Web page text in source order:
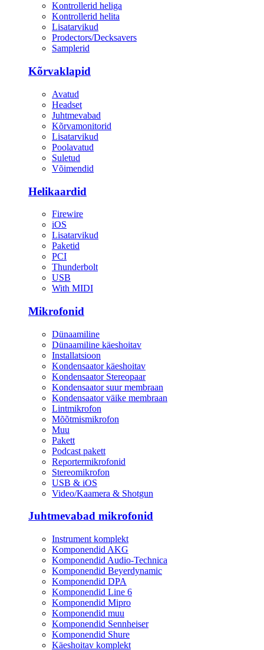
Kontrollerid heliga
Kontrollerid helita
Lisatarvikud
Prodectors/Decksavers
Samplerid
Kõrvaklapid
Avatud
Headset
Juhtmevabad
Kõrvamonitorid
Lisatarvikud
Poolavatud
Suletud
Võimendid
Helikaardid
Firewire
iOS
Lisatarvikud
Paketid
PCI
Thunderbolt
USB
With MIDI
Mikrofonid
Dünaamiline
Dünaamiline käeshoitav
Installatsioon
Kondensaator käeshoitav
Kondensaator Stereopaar
Kondensaator suur membraan
Kondensaator väike membraan
Lintmikrofon
Mõõtmismikrofon
Muu
Pakett
Podcast pakett
Reportermikrofonid
Stereomikrofon
USB & iOS
Video/Kaamera & Shotgun
Juhtmevabad mikrofonid
Instrument komplekt
Komponendid AKG
Komponendid Audio-Technica
Komponendid Beyerdynamic
Komponendid DPA
Komponendid Line 6
Komponendid Mipro
Komponendid muu
Komponendid Sennheiser
Komponendid Shure
Käeshoitav komplekt